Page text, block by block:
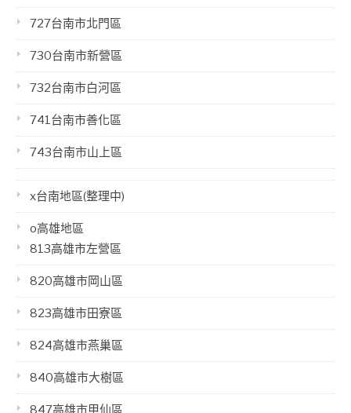
727台南市北門區
730台南市新營區
732台南市白河區
741台南市善化區
743台南市山上區
x台南地區(整理中)
o高雄地區
813高雄市左營區
820高雄市岡山區
823高雄市田寮區
824高雄市燕巢區
840高雄市大樹區
847高雄市甲仙區